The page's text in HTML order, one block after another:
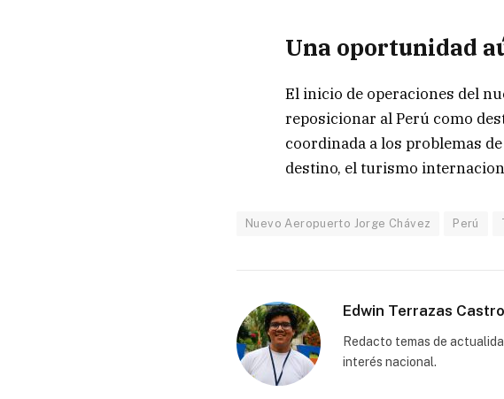
Una oportunidad
El inicio de operaciones del
reposicionar al Perú como
coordinada a los problemas
destino, el turismo
Nuevo Aeropuerto Jorge Chávez Perú
Edwin Terrazas Castro
Redacto temas de
interés nacional.